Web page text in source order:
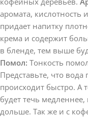
аромата, кислотность
придает напитку
крема и содержит
в бленде, тем выше
Помол: Тонкость
Представьте, что
происходит быстро. А
будет течь
дольше. Так же и с